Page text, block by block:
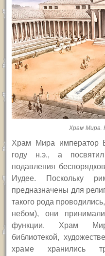
Храм Мира.
Храм Мира император
году н.э., а
подавления
Иудее. Поскольку
предназначены для
такого рода
небом), они
функции. Храм
библиотекой,
храме хранились